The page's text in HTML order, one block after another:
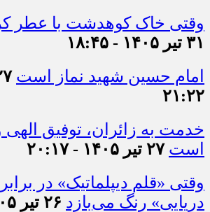
وقتی خاک کوهدشت با عطر
۳۱ تیر ۱۴۰۵ - ۱۸:۴۵
امام حسین شهید نماز است
۲۱:۲۲
خدمت به زائران، توفیق
است ۲۷ تیر ۱۴۰۵ - ۲۰:۱۷
وقتی «قلم دیپلماتیک» در برابر
دریایی» رنگ می‌بازد ۲۶ تیر ۱۴۰۵ - ۱۹:۵۰